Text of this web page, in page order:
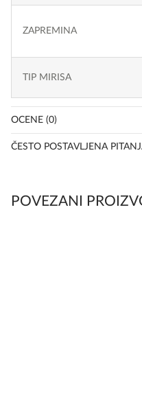
ZAPREMINA
TIP MIRISA
OCENE (0)
ČESTO POSTAVLJENA
POVEZANI